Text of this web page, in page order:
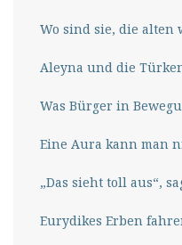
Wo sind sie, die alten
Aleyna und die
Was Bürger in
Eine Aura kann man
„Das sieht toll aus“,
Eurydikes Erben